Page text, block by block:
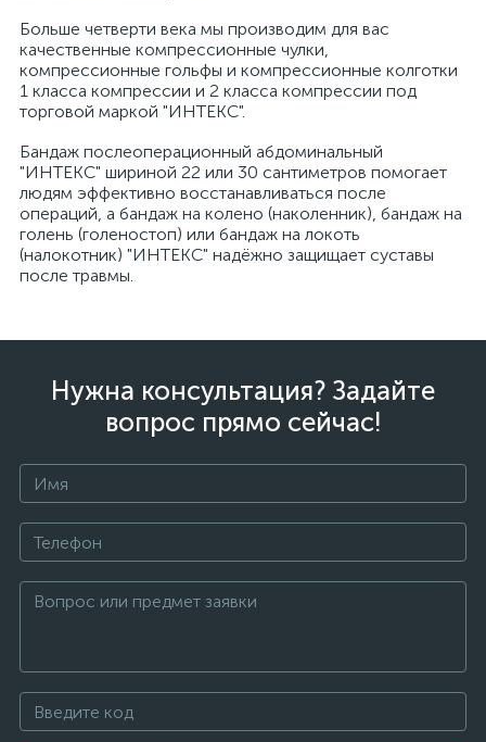
Больше четверти века мы производим для вас
качественные компрессионные чулки,
компрессионные гольфы и компрессионные колготки
1 класса компрессии и 2 класса компрессии под
торговой маркой "ИНТЕКС".
Бандаж послеоперационный абдоминальный
"ИНТЕКС" шириной 22 или 30 сантиметров помогает
людям эффективно восстанавливаться после
операций, а бандаж на колено (наколенник), бандаж на
голень (голеностоп) или бандаж на локоть
(налокотник) "ИНТЕКС" надёжно защищает суставы
после травмы.
Нужна консультация? Задайте
вопрос прямо сейчас!